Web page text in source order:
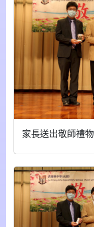
家長送出敬師禮物